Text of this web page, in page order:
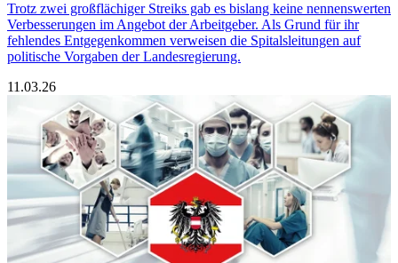
Trotz zwei großflächiger Streiks gab es bislang keine nennenswerten
Verbesserungen im Angebot der Arbeitgeber. Als Grund für ihr
fehlendes Entgegenkommen verweisen die Spitalsleitungen auf
politische Vorgaben der Landesregierung.
11.03.26